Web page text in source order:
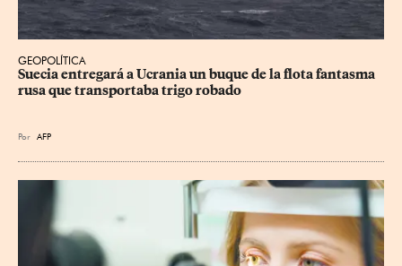
GEOPOLÍTICA
Suecia entregará a Ucrania un buque de la flota fantasma
rusa que transportaba trigo robado
Por AFP